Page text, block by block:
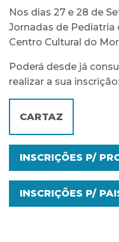
Nos dias 27 e 28 de
Jornadas de Pediatria
Centro Cultural do
Poderá desde já
realizar a sua inscrição:
CARTAZ
INSCRIÇÕES P/
INSCRIÇÕES P/